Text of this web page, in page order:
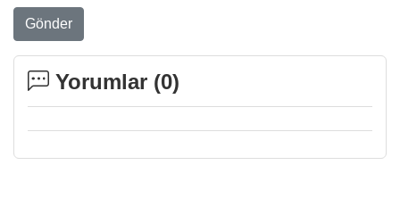
Gönder
Yorumlar (0)